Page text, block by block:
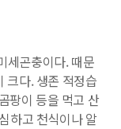
세곤충이다. 때문
크다. 생존 적정습
팡이 등을 먹고 산
하고 천식이나 알